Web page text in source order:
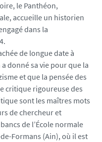
le Panthéon,
accueille un historien
dans la
de longue date à
donné sa vie pour que la
et que la pensée des
critique rigoureuse des
sont les maîtres mots
de chercheur et
de l’École normale
Formans (Ain), où il est